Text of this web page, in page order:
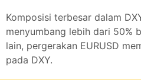
Komposisi terbesar dalam
menyumbang lebih dari 50%
lain, pergerakan EURUSD
pada DXY.